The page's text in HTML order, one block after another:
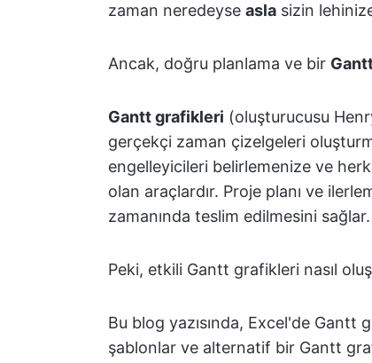
zaman neredeyse asla sizin
Ancak, doğru planlama ve bir
Gantt grafikleri (oluşturucusu
gerçekçi zaman çizelgeleri
engelleyicileri belirlemenize ve
olan araçlardır. Proje planı ve
zamanında teslim edilmesini sağlar.
Peki, etkili Gantt grafikleri nasıl
Bu blog yazısında, Excel'de Gantt
şablonlar ve alternatif bir Gantt